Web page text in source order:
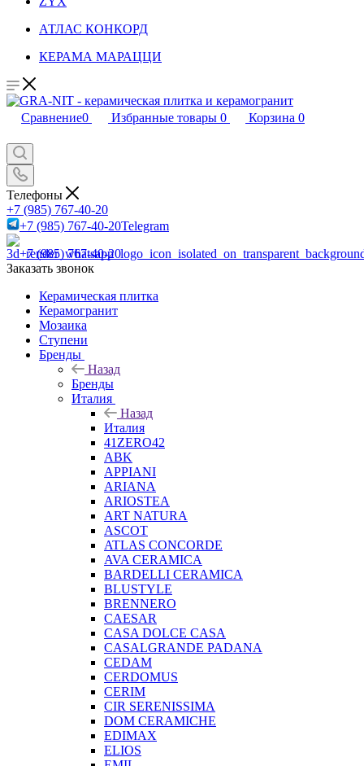
АТЛАС КОНКОРД
КЕРАМА МАРАЦЦИ
Сравнение0 Избранные товары 0 Корзина 0
Телефоны
+7 (985) 767-40-20
+7 (985) 767-40-20Telegram
+7 (985) 767-40-20
Заказать звонок
Керамическая плитка
Керамогранит
Мозаика
Ступени
Бренды
Назад
Бренды
Италия
Назад
Италия
41ZERO42
ABK
APPIANI
ARIANA
ARIOSTEA
ART NATURA
ASCOT
ATLAS CONCORDE
AVA CERAMICA
BARDELLI CERAMICA
BLUSTYLE
BRENNERO
CAESAR
CASA DOLCE CASA
CASALGRANDE PADANA
CEDAM
CERDOMUS
CERIM
CIR SERENISSIMA
DOM CERAMICHE
EDIMAX
ELIOS